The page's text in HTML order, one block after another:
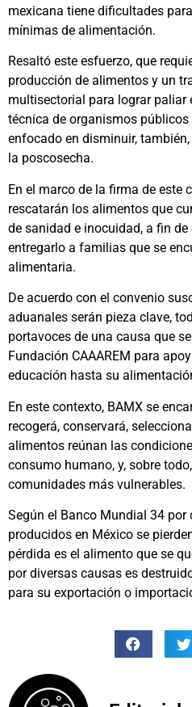
mexicana tiene dificultades
mínimas de alimentación.
Resaltó este esfuerzo, que
producción de alimentos y un
multisectorial para lograr paliar
técnica de organismos
enfocado en disminuir,
la poscosecha.
En el marco de la firma de este
rescatarán los alimentos que
de sanidad e inocuidad, a fin
entregarlo a familias que se
alimentaria.
De acuerdo con el convenio
aduanales serán pieza clave,
portavoces de una causa que
Fundación CAAAREM para
educación hasta su
En este contexto, BAMX se
recogerá, conservará,
alimentos reúnan las
consumo humano, y, sobre
comunidades más vulnerables.
Según el Banco Mundial 34
producidos en México se
pérdida es el alimento que se
por diversas causas es
para su exportación o